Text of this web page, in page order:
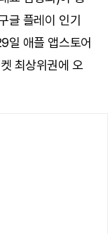
글 플레이 인기
일 애플 앱스토어
최상위권에 오